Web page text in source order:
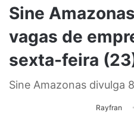
Sine
vagas de
sexta-feira
Sine Amazonas divulga
Rayfran